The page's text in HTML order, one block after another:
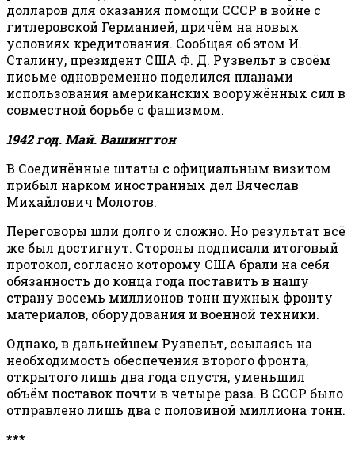
долларов для оказания помощи СССР в войне с
гитлеровской Германией, причём на новых
условиях кредитования. Сообщая об этом И.
Сталину, президент США Ф. Д. Рузвельт в своём
письме одновременно поделился планами
использования американских вооружённых сил в
совместной борьбе с фашизмом.
1942 год. Май. Вашингтон
В Соединённые штаты с официальным визитом
прибыл нарком иностранных дел Вячеслав
Михайлович Молотов.
Переговоры шли долго и сложно. Но результат всё
же был достигнут. Стороны подписали итоговый
протокол, согласно которому США брали на себя
обязанность до конца года поставить в нашу
страну восемь миллионов тонн нужных фронту
материалов, оборудования и военной техники.
Однако, в дальнейшем Рузвельт, ссылаясь на
необходимость обеспечения второго фронта,
открытого лишь два года спустя, уменьшил
объём поставок почти в четыре раза. В СССР было
отправлено лишь два с половиной миллиона тонн.
***